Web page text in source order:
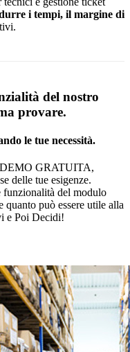
i tempi, il margine di
del nostro
provare.
le tue necessità.
DEMO GRATUITA,
delle tue esigenze.
funzionalità del modulo
quanto può essere utile alla
e Poi Decidi!